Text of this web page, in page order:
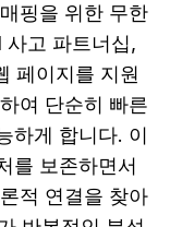
핑을 위한 무한
고 파트너십,
페이지를 지원
여 단순히 빠른
하게 합니다. 이
를 보존하면서
적 연결을 찾아